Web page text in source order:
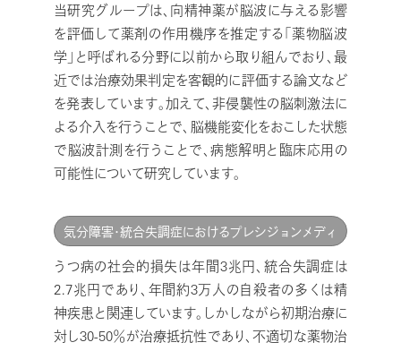
当研究グループは、向精神薬が脳波に与える影響
を評価して薬剤の作用機序を推定する「薬物脳波
学」と呼ばれる分野に以前から取り組んでおり、最
近では治療効果判定を客観的に評価する論文など
を発表しています。加えて、非侵襲性の脳刺激法に
よる介入を行うことで、脳機能変化をおこした状態
で脳波計測を行うことで、病態解明と臨床応用の
可能性について研究しています。
気分障害・統合失調症におけるプレシジョンメディ
シンを目指した臨床・ゲノム薬理学的研究
うつ病の社会的損失は年間3兆円、統合失調症は
2.7兆円であり、年間約3万人の自殺者の多くは精
神疾患と関連しています。しかしながら初期治療に
対し30-50％が治療抵抗性であり、不適切な薬物治